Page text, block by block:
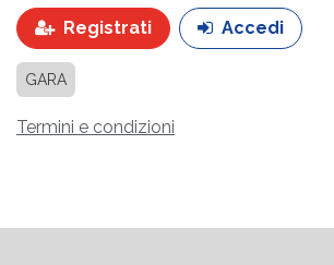
Registrati Accedi
GARA
Termini e condizioni